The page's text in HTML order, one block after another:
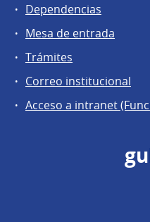
Dependencias
Mesa de entrada
Trámites
Correo institucional
Acceso a intranet